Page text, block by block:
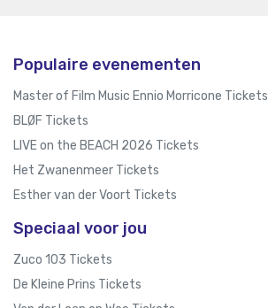
Populaire evenementen
Master of Film Music Ennio Morricone Tickets
BLØF Tickets
LIVE on the BEACH 2026 Tickets
Het Zwanenmeer Tickets
Esther van der Voort Tickets
Speciaal voor jou
Zuco 103 Tickets
De Kleine Prins Tickets